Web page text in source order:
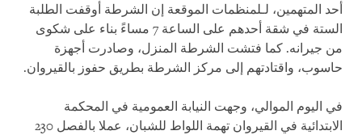
أحد المتهمين، لـلمنظمات الموقعة إن الشرطة أوقفت الطلبة
الستة في شقة أحدهم على الساعة 7 مساءً بناء على شكوى
من جيرانه. كما فتشت الشرطة المنزل، وصادرت أجهزة
حاسوب، واقتادتهم إلى مركز الشرطة بطريق حفوز بالقيروان.
في اليوم الموالي، وجهت النيابة العمومية في المحكمة
الابتدائية في القيروان تهمة اللواط للشبان، عملا بالفصل 230